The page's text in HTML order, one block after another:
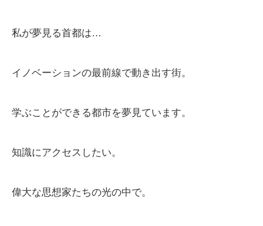
私が夢見る首都は…
イノベーションの最前線で動き出す街。
学ぶことができる都市を夢見ています。
知識にアクセスしたい。
偉大な思想家たちの光の中で。